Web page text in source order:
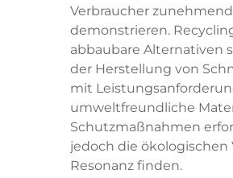
Verbraucher
demonstrieren.
abbaubare Alternativen
der Herstellung von
mit
umweltfreundliche
Schutzmaßnahmen
jedoch die
Resonanz finden.